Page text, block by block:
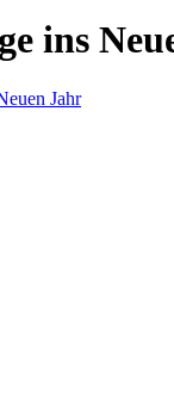
ins
Jahr